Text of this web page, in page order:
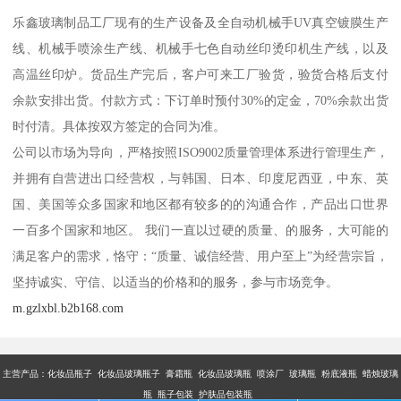
乐鑫玻璃制品工厂现有的生产设备及全自动机械手UV真空镀膜生产
线、机械手喷涂生产线、机械手七色自动丝印烫印机生产线，以及
高温丝印炉。货品生产完后，客户可来工厂验货，验货合格后支付
余款安排出货。付款方式：下订单时预付30%的定金，70%余款出货
时付清。具体按双方签定的合同为准。
公司以市场为导向，严格按照ISO9002质量管理体系进行管理生产，
并拥有自营进出口经营权，与韩国、日本、印度尼西亚，中东、英
国、美国等众多国家和地区都有较多的的沟通合作，产品出口世界
一百多个国家和地区。 我们一直以过硬的质量、的服务，大可能的
满足客户的需求，恪守：“质量、诚信经营、用户至上”为经营宗旨，
坚持诚实、守信、以适当的价格和的服务，参与市场竞争。
m.gzlxbl.b2b168.com
主营产品： 化妆品瓶子 化妆品玻璃瓶子 膏霜瓶 化妆品玻璃瓶 喷涂厂 玻璃瓶 粉底液瓶 蜡烛玻璃
瓶 瓶子包装 护肤品包装瓶